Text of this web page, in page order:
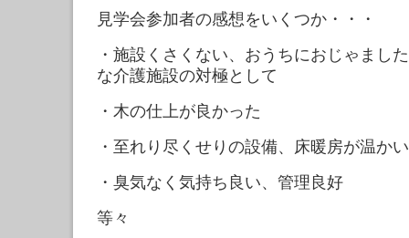
見学会参加者の感想をいくつか・・・
・施設くさくない、おうちにおじゃまし
な介護施設の対極として
・木の仕上が良かった
・至れり尽くせりの設備、床暖房が温かい
・臭気なく気持ち良い、管理良好
等々